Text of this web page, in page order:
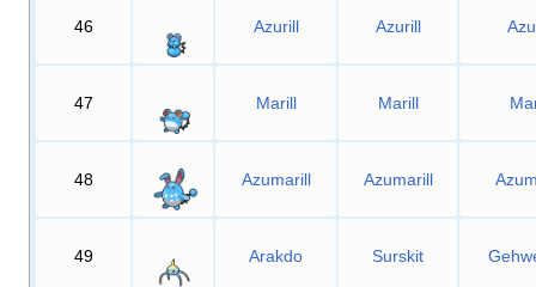
46 Azurill Azurill
47 Marill Marill
48 Azumarill Azumarill
49 Arakdo Surskit